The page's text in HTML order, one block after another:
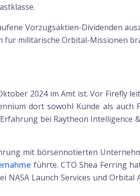
Vorzugsaktien-Dividenden
militärische Orbital-Missionen
2024 im Amt ist. Vor Firefly
dort sowohl Kunde als
bei Raytheon Intelligence
mit börsennotierten
führte. CTO Shea Ferring
Launch Services und